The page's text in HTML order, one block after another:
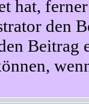
hat,
den
Beitrag